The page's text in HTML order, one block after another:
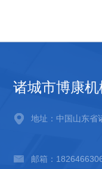
诸城市博康机
地址：中国山东省
邮箱：